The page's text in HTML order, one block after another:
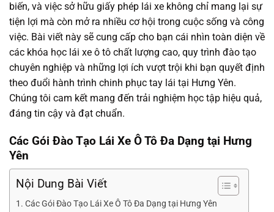
biến, và việc sở hữu giấy phép lái xe không chỉ mang lại sự
tiện lợi mà còn mở ra nhiều cơ hội trong cuộc sống và công
việc. Bài viết này sẽ cung cấp cho bạn cái nhìn toàn diện về
các khóa học lái xe ô tô chất lượng cao, quy trình đào tạo
chuyên nghiệp và những lợi ích vượt trội khi bạn quyết định
theo đuổi hành trình chinh phục tay lái tại Hưng Yên.
Chúng tôi cam kết mang đến trải nghiệm học tập hiệu quả,
đáng tin cậy và đạt chuẩn.
Các Gói Đào Tạo Lái Xe Ô Tô Đa Dạng tại Hưng
Yên
Nội Dung Bài Viết
Các Gói Đào Tạo Lái Xe Ô Tô Đa Dạng tại Hưng Yên